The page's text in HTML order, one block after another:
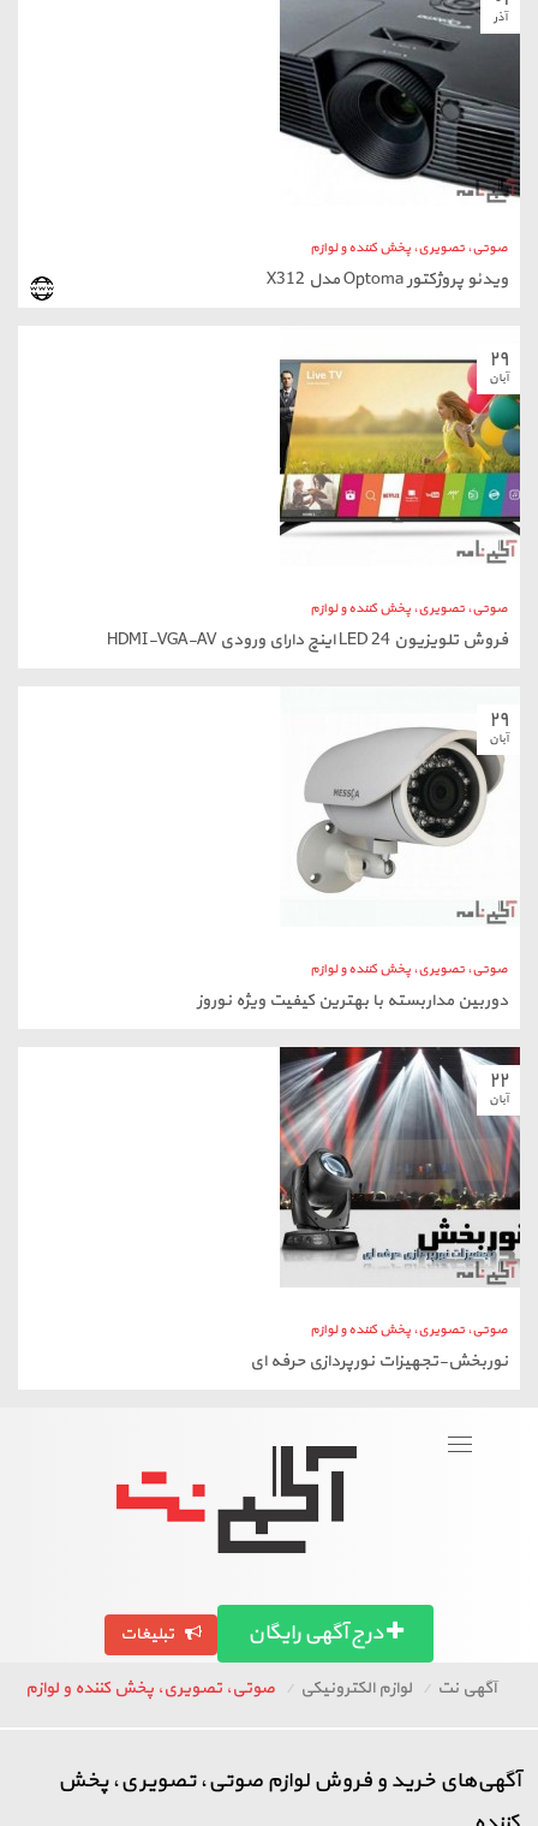
صوتی، تصویری، پخش کننده و لوازم
ویدئو پروژکتور Optoma مدل X312
۲۹
آبان
صوتی، تصویری، پخش کننده و لوازم
فروش تلویزیون LED 24 اینچ دارای ورودی HDMI-VGA-AV
۲۹
آبان
صوتی، تصویری، پخش کننده و لوازم
دوربین مداربسته با بهترین کیفیت ویژه نوروز
صوتی، تصویری، پخش کننده و لوازم
نوربخش-تجهیزات نورپردازی حرفه ای
Toggle
navigation
آگهی نت لوازم الکترونیکی صوتی، تصویری، پخش کننده و لوازم
آگهی‌های خرید و فروش لوازم صوتی، تصویری، پخش